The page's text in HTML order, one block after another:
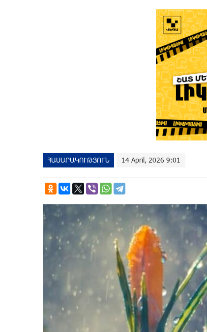
ՀԱՍԱՐԱԿՈՒԹՅՈՒՆ 14 April, 2026 9:01